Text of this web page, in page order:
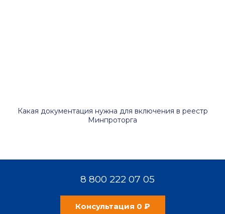
Какая документация нужна для включения в реестр
Минпроторга
8 800 222 07 05
Консультация 0 ₽